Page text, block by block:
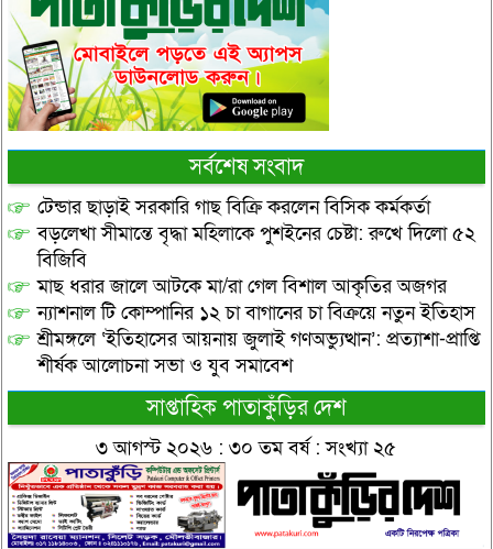
সর্বশেষ সংবাদ
টেন্ডার ছাড়াই সরকারি গাছ বিক্রি করলেন বিসিক কর্মকর্তা
বড়লেখা সীমান্তে বৃদ্ধা মহিলাকে পুশইনের চেষ্টা: রুখে দিলো ৫২
বিজিবি
মাছ ধরার জালে আটকে মা/রা গেল বিশাল আকৃতির অজগর
ন্যাশনাল টি কোম্পানির ১২ চা বাগানের চা বিক্রয়ে নতুন ইতিহাস
শ্রীমঙ্গলে ‘ইতিহাসের আয়নায় জুলাই গণঅভ্যুত্থান’: প্রত্যাশা-প্রাপ্তি
শীর্ষক আলোচনা সভা ও যুব সমাবেশ
সাপ্তাহিক পাতাকুঁড়ির দেশ
৩ আগস্ট ২০২৬ : ৩০ তম বর্ষ : সংখ্যা ২৫